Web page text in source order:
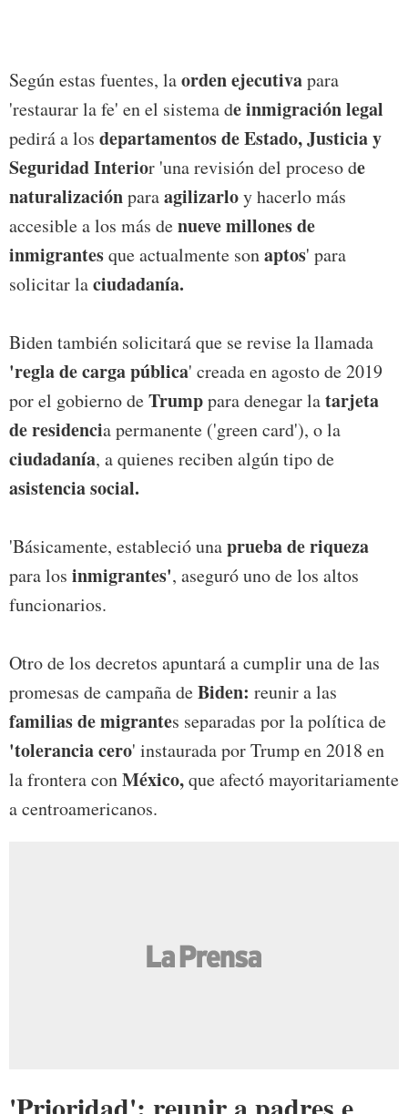
Según estas fuentes, laorden ejecutivapara
'restaurar la fe' en el sistema de inmigración legal
pedirá a los departamentos de Estado, Justicia y
Seguridad Interior 'una revisión del proceso de
naturalizaciónparaagilizarloy hacerlo más
accesible a los más denueve millones de
inmigrantesque actualmente sonaptos' para
solicitar laciudadanía.
Biden también solicitará que se revise la llamada
'regla de carga pública' creada en agosto de 2019
por el gobierno deTrumppara denegar latarjeta
de residencia permanente ('green card'), o la
ciudadanía, a quienes reciben algún tipo de
asistencia social.
'Básicamente, estableció unaprueba de riqueza
para los inmigrantes', aseguró uno de los altos
funcionarios.
Otro de los decretos apuntará a cumplir una de las
promesas de campaña deBiden: reunir a las
familias de migrantes separadas por la política de
'tolerancia cero' instaurada por Trump en 2018 en
la frontera conMéxico,que afectó mayoritariamente
a centroamericanos.